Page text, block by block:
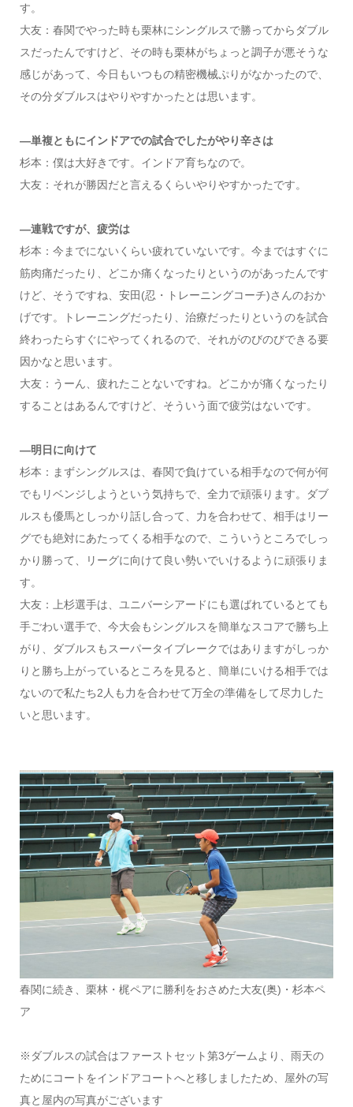
す。
大友：春関でやった時も栗林にシングルスで勝ってからダブル
スだったんですけど、その時も栗林がちょっと調子が悪そうな
感じがあって、今日もいつもの精密機械ぷりがなかったので、
その分ダブルスはやりやすかったとは思います。
―単複ともにインドアでの試合でしたがやり辛さは
杉本：僕は大好きです。インドア育ちなので。
大友：それが勝因だと言えるくらいやりやすかったです。
―連戦ですが、疲労は
杉本：今までにないくらい疲れていないです。今まではすぐに
筋肉痛だったり、どこか痛くなったりというのがあったんです
けど、そうですね、安田(忍・トレーニングコーチ)さんのおか
げです。トレーニングだったり、治療だったりというのを試合
終わったらすぐにやってくれるので、それがのびのびできる要
因かなと思います。
大友：うーん、疲れたことないですね。どこかが痛くなったり
することはあるんですけど、そういう面で疲労はないです。
―明日に向けて
杉本：まずシングルスは、春関で負けている相手なので何が何
でもリベンジしようという気持ちで、全力で頑張ります。ダブ
ルスも優馬としっかり話し合って、力を合わせて、相手はリー
グでも絶対にあたってくる相手なので、こういうところでしっ
かり勝って、リーグに向けて良い勢いでいけるように頑張りま
す。
大友：上杉選手は、ユニバーシアードにも選ばれているとても
手ごわい選手で、今大会もシングルスを簡単なスコアで勝ち上
がり、ダブルスもスーパータイブレークではありますがしっか
りと勝ち上がっているところを見ると、簡単にいける相手では
ないので私たち2人も力を合わせて万全の準備をして尽力した
いと思います。
春関に続き、栗林・梶ペアに勝利をおさめた大友(奥)・杉本ペ
ア
※ダブルスの試合はファーストセット第3ゲームより、雨天の
ためにコートをインドアコートへと移しましたため、屋外の写
真と屋内の写真がございます